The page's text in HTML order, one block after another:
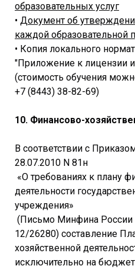
образовательных услуг
• Документ об
каждой образовательной
• Копия локального
"Приложение к лицензии и
(стоимость обучения
+7 (8443) 38-82-69)
10. Финансово-
В соответствии с
28.07.2010 N 81н
«О требованиях к плану
деятельности
учреждения»
(Письмо Минфина России
12/26280) составление
хозяйственной
исключительно на